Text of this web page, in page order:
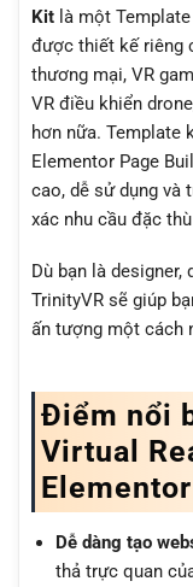
Kit là một
được thiết kế riêng
thương mại, VR
VR điều khiển
hơn nữa. Template
Elementor Page
cao, dễ sử dụng và
xác nhu cầu đặc
Dù bạn là designer,
TrinityVR sẽ giúp
ấn tượng một cách
Điểm nổi
Virtual
Dễ dàng tạo
thả trực quan